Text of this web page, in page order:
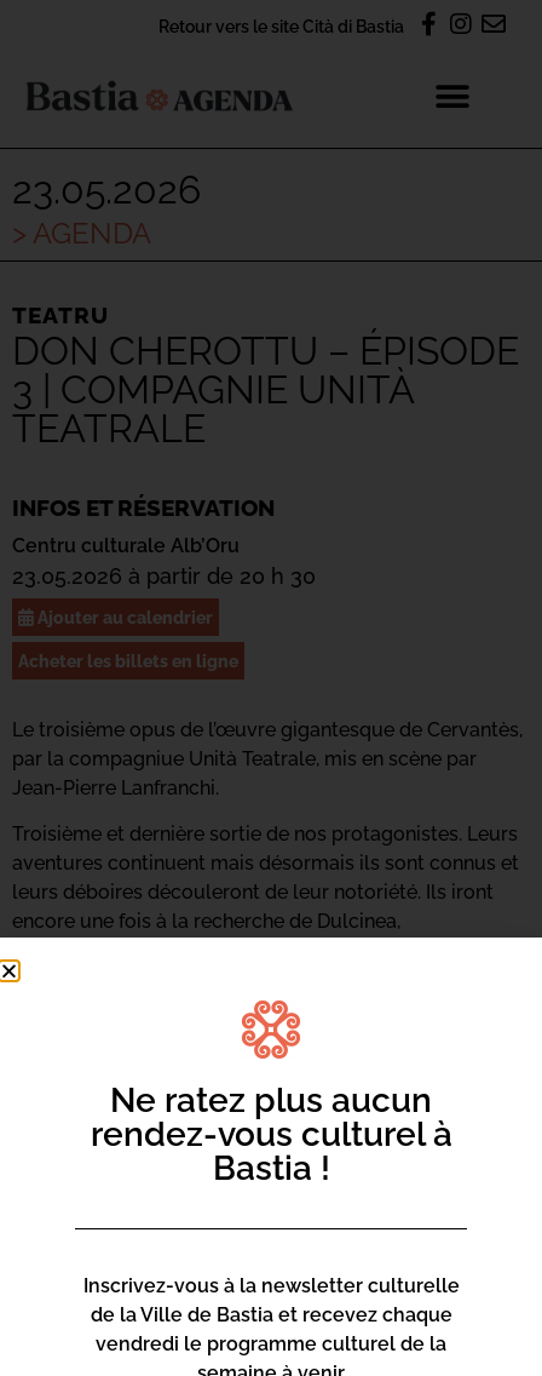
Retour vers le site Cità di Bastia
23.05.2026
> AGENDA
TEATRU
DON CHEROTTU – ÉPISODE
3 | COMPAGNIE UNITÀ
TEATRALE
INFOS ET RÉSERVATION
Centru culturale Alb’Oru
23.05.2026 à partir de 20 h 30
Ajouter au calendrier
Acheter les billets en ligne
Le troisième opus de l’œuvre gigantesque de Cervantès,
par la compagniue Unità Teatrale, mis en scène par
Jean-Pierre Lanfranchi.
Troisième et dernière sortie de nos protagonistes. Leurs
aventures continuent mais désormais ils sont connus et
leurs déboires découleront de leur notoriété. Ils iront
encore une fois à la recherche de Dulcinea,
enchantements feront le reste. Exténués, ils rentreront
dans leur village où l’hidalgo finira par rendre les armes.
> Spectacle en langue corse surtitré.
Ne ratez plus aucun
rendez-vous culturel à
Bastia !
Inscrivez-vous à la newsletter culturelle
de la Ville de Bastia et recevez chaque
vendredi le programme culturel de la